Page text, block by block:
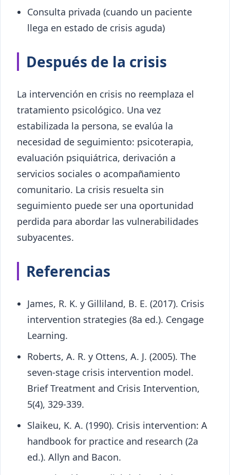
Consulta privada (cuando un paciente
llega en estado de crisis aguda)
Después de la crisis
La intervención en crisis no reemplaza el
tratamiento psicológico. Una vez
estabilizada la persona, se evalúa la
necesidad de seguimiento: psicoterapia,
evaluación psiquiátrica, derivación a
servicios sociales o acompañamiento
comunitario. La crisis resuelta sin
seguimiento puede ser una oportunidad
perdida para abordar las vulnerabilidades
subyacentes.
Referencias
James, R. K. y Gilliland, B. E. (2017). Crisis
intervention strategies (8a ed.). Cengage
Learning.
Roberts, A. R. y Ottens, A. J. (2005). The
seven-stage crisis intervention model.
Brief Treatment and Crisis Intervention,
5(4), 329-339.
Slaikeu, K. A. (1990). Crisis intervention: A
handbook for practice and research (2a
ed.). Allyn and Bacon.